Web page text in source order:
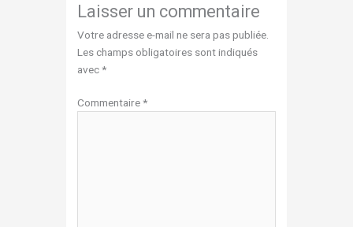
Laisser un commentaire
Votre adresse e-mail ne sera pas publiée.
Les champs obligatoires sont indiqués
avec*
Commentaire*